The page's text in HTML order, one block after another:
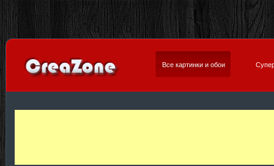
Все картинки и обои